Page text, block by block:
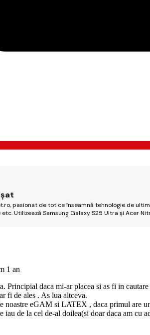
pasionat de tot ce înseamnă tehnologie de
Utilizează Samsung Galaxy S25 Ultra și Acer